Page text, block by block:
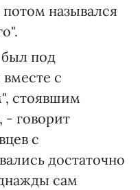
назывался
был под
с
стоявшим
- говорит
с
достаточно
сам